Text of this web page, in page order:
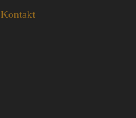
Kontakt